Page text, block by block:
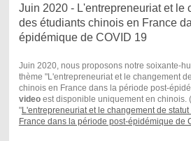
Juin 2020 - L'entrepreneuriat et le
des étudiants chinois en France
épidémique de COVID 19
Juin 2020, nous proposons notre soixante-
thème "L'entrepreneuriat et le changement
chinois en France dans la période post-
videoest disponible uniquement en chinois.
"L'entrepreneuriat et le changement de
France dans la période post-épidémique de